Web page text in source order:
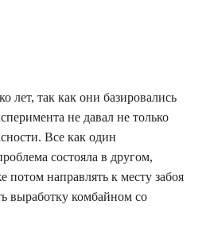
лет, так как они базировались
не давал не только
Все как один
состояла в другом,
потом направлять к месту забоя
выработку комбайном со